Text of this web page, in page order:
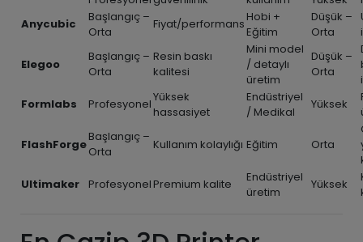
Anycubic
Başlangıç –
Orta
Fiyat/performans Hobi +
Eğitim
Düşük –
Orta
Elegoo
Başlangıç –
Orta
Resin baskı
kalitesi
Mini model
/ detaylı
üretim
Düşük –
Orta
Formlabs
ProfesyonelYüksek
hassasiyet
Endüstriyel
/ Medikal
Yüksek
FlashForge
Başlangıç –
Orta
Kullanım kolaylığı Eğitim Orta
Ultimaker
Profesyonel Premium kalite
Endüstriyel
üretim
Yüksek